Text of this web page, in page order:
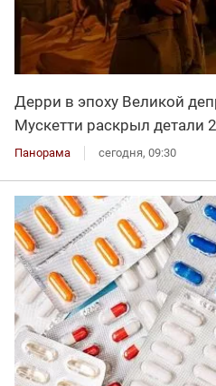
Дерри в эпоху Великой
Мускетти раскрыл детали
Панорама сегодня, 09:30